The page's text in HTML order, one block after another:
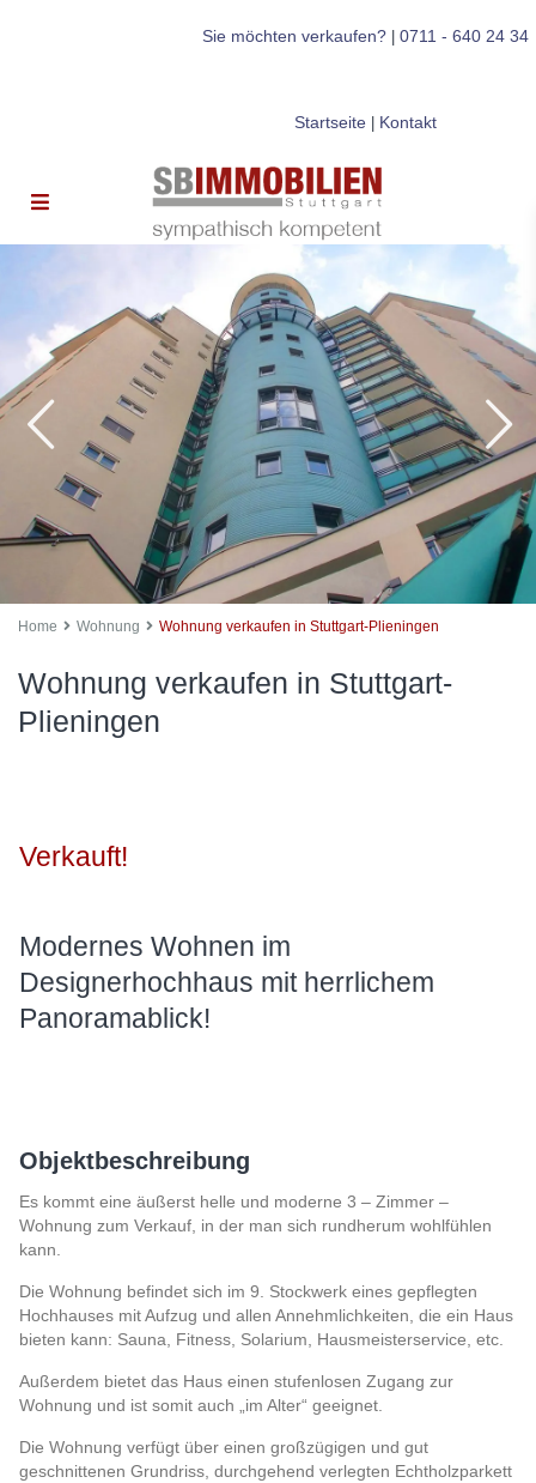
Sie möchten verkaufen?| 0711 - 640 24 34
Startseite| Kontakt
Home Wohnung Wohnung verkaufen in Stuttgart-Plieningen
Wohnung verkaufen in Stuttgart-
Plieningen
Verkauft!
Modernes Wohnen im
Designerhochhaus mit herrlichem
Panoramablick!
Objektbeschreibung
Es kommt eine äußerst helle und moderne 3 – Zimmer –
Wohnung zum Verkauf, in der man sich rundherum wohlfühlen
kann.
Die Wohnung befindet sich im 9. Stockwerk eines gepflegten
Hochhauses mit Aufzug und allen Annehmlichkeiten, die ein Haus
bieten kann: Sauna, Fitness, Solarium, Hausmeisterservice, etc.
Außerdem bietet das Haus einen stufenlosen Zugang zur
Wohnung und ist somit auch „im Alter“ geeignet.
Die Wohnung verfügt über einen großzügigen und gut
geschnittenen Grundriss, durchgehend verlegten Echtholzparkett